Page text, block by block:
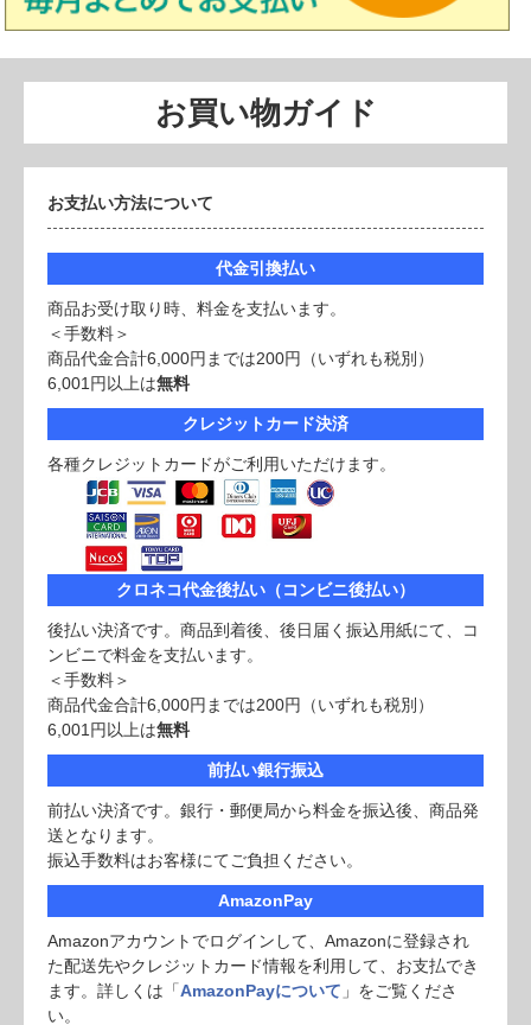
お買い物ガイド
お支払い方法について
代金引換払い
商品お受け取り時、料金を支払います。
＜手数料＞
商品代金合計6,000円までは200円（いずれも税別）
6,001円以上は無料
クレジットカード決済
各種クレジットカードがご利用いただけます。
クロネコ代金後払い（コンビニ後払い）
後払い決済です。商品到着後、後日届く振込用紙にて、コ
ンビニで料金を支払います。
＜手数料＞
商品代金合計6,000円までは200円（いずれも税別）
6,001円以上は無料
前払い銀行振込
前払い決済です。銀行・郵便局から料金を振込後、商品発
送となります。
振込手数料はお客様にてご負担ください。
AmazonPay
Amazonアカウントでログインして、Amazonに登録され
た配送先やクレジットカード情報を利用して、お支払でき
ます。詳しくは「AmazonPayについて 」をご覧くださ
い。